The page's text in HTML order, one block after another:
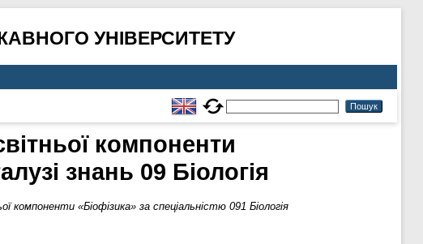
УНІВЕРСИТЕТУ
компоненти
знань 09 Біологія
компоненти «Біофізика» за спеціальністю 091 Біологія